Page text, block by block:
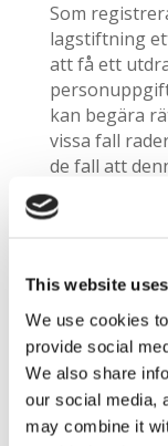
This website
We use cookies
provide social
We also share
our social media,
may combine it
Som
lagstiftning
att få ett
kan begära
vissa fall
de fall att
för det syfte
på att det
Vill du
en
om dina
behandlas av